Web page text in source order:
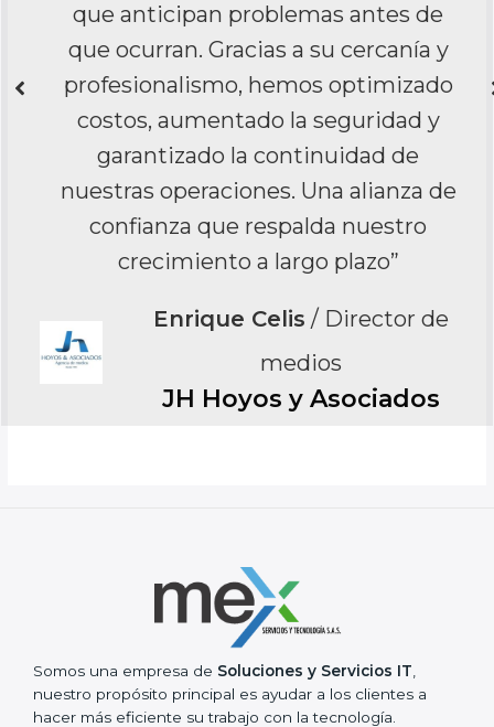
especialidades, hemos logrado
mantener la operación estable, la
información centralizada y segura, y
procesos mucho más eficientes.”
Sr. Alvaro Peña Moreno
Vessgo SAS
Somos una empresa de Soluciones y Servicios IT
nuestro propósito principal es ayudar a los clientes a
hacer más eficiente su trabajo con la tecnología.